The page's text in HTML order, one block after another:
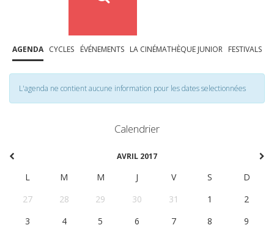
AGENDA CYCLES ÉVÉNEMENTS LA CINÉMATHÈQUE JUNIOR FESTIVALS
L'agenda ne contient aucune information pour les dates selectionnées
Calendrier
AVRIL 2017
L M M J V S
D
27
28 29 30 31 1
2
3
4 5 6 7 8
9